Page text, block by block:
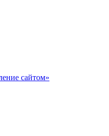
сайтом»